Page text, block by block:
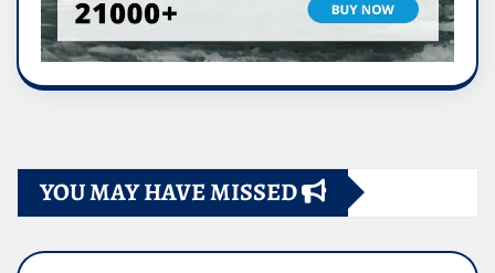
YOU MAY HAVE MISSED